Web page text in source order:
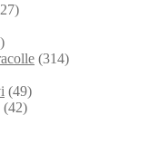
(314)
(49)
(42)